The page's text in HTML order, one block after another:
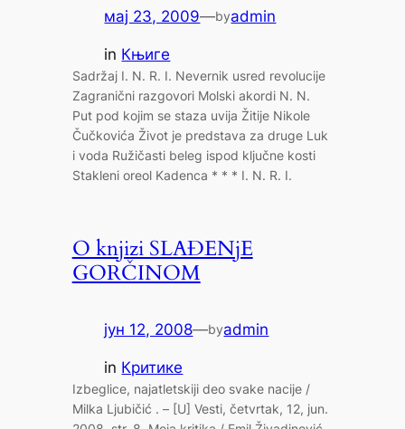
мај 23, 2009—byadmin
in Књиге
Sadržaj I. N. R. I. Nevernik usred revolucije
Zagranični razgovori Molski akordi N. N.
Put pod kojim se staza uvija Žitije Nikole
Čučkovića Život je predstava za druge Luk
i voda Ružičasti beleg ispod ključne kosti
Stakleni oreol Kadenca * * * I. N. R. I.
O knjizi SLAĐENjE
GORČINOM
јун 12, 2008—byadmin
in Критике
Izbeglice, najatletskiji deo svake nacije /
Milka Ljubičić . – [U] Vesti, četvrtak, 12, jun.